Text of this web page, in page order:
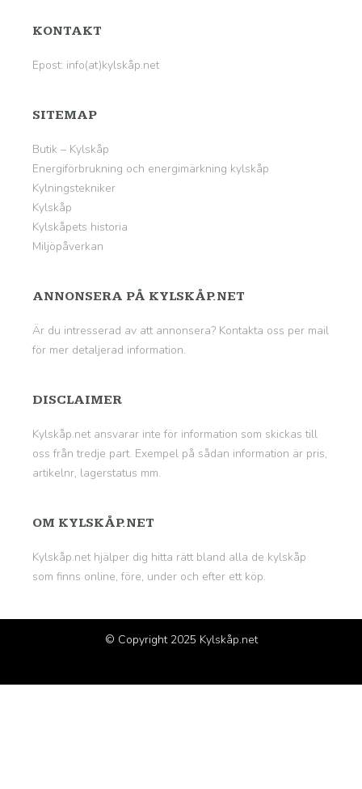
KONTAKT
Epost: info(at)kylskåp.net
SITEMAP
Butik – Kylskåp
Energiförbrukning och energimärkning kylskåp
Kylningstekniker
Kylskåp
Kylskåpets historia
Miljöpåverkan
ANNONSERA PÅ KYLSKÅP.NET
Är du intresserad av att annonsera? Kontakta oss per mail
för mer detaljerad information.
DISCLAIMER
Kylskåp.net ansvarar inte för information som skickas till
oss från tredje part. Exempel på sådan information är pris,
artikelnr, lagerstatus mm.
OM KYLSKÅP.NET
Kylskåp.net hjälper dig hitta rätt bland alla de kylskåp
som finns online, före, under och efter ett köp.
© Copyright 2025 Kylskåp.net